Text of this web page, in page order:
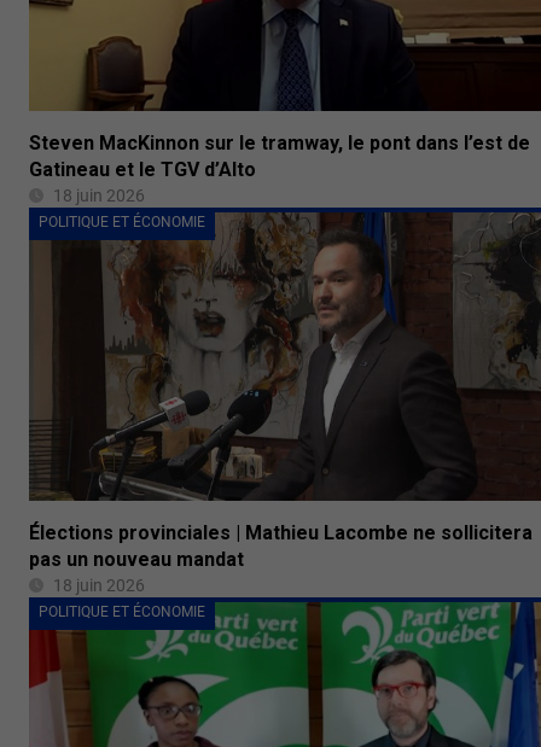
Steven MacKinnon sur le tramway, le pont dans l’est de
Gatineau et le TGV d’Alto
18 juin 2026
POLITIQUE ET ÉCONOMIE
Élections provinciales | Mathieu Lacombe ne sollicitera
pas un nouveau mandat
18 juin 2026
POLITIQUE ET ÉCONOMIE